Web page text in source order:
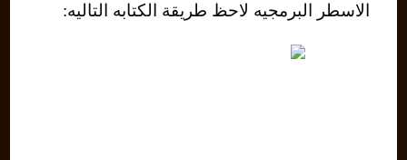
الاسطر البرمجيه لاحظ طريقة الكتابه التاليه: